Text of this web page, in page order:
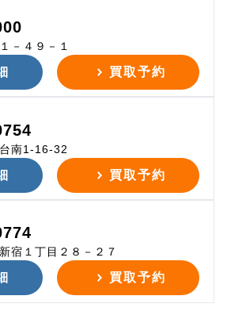
－４９－１
買取予約
南1-16-32
買取予約
宿１丁目２８－２７
買取予約